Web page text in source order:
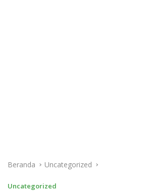
Beranda Uncategorized
Uncategorized